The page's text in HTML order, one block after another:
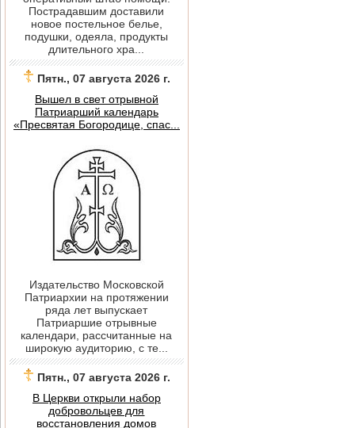
Пострадавшим доставили
новое постельное белье,
подушки, одеяла, продукты
длительного хра...
Пятн., 07 августа 2026 г.
Вышел в свет отрывной
Патриарший календарь
«Пресвятая Богородице, спас...
Издательство Московской
Патриархии на протяжении
ряда лет выпускает
Патриаршие отрывные
календари, рассчитанные на
широкую аудиторию, с те...
Пятн., 07 августа 2026 г.
В Церкви открыли набор
добровольцев для
восстановления домов